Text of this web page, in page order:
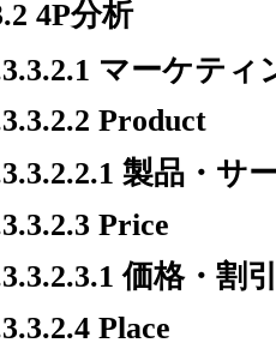
4P分析
マーケテ
Product
製品・サ
Price
価格・割
Place